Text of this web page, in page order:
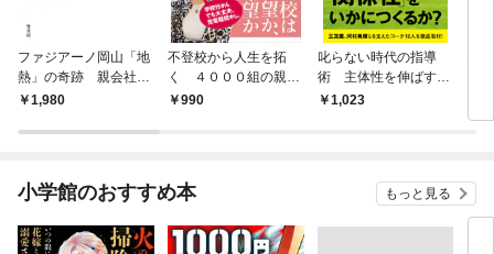
ファジアーノ岡山「地
熱」の奇跡 親会社な
き市民クラブがどうや
か
1,980
不登校から人生を拓
く ４０００組の親子
に寄り添った相談員・
990
叱らない時代の指導
術 主体性を伸ばすス
ポーツ現場の実践
1,023
小学館のおすすめ本 もっと見る